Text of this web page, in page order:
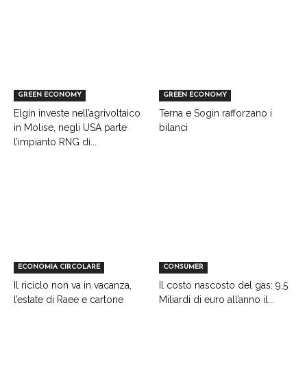
GREEN ECONOMY
Elgin investe nell’agrivoltaico
in Molise, negli USA parte
l’impianto RNG di...
GREEN ECONOMY
Terna e Sogin rafforzano i
bilanci
ECONOMIA CIRCOLARE
Il riciclo non va in vacanza,
l’estate di Raee e cartone
CONSUMER
Il costo nascosto del gas: 9,5
Miliardi di euro all’anno il...